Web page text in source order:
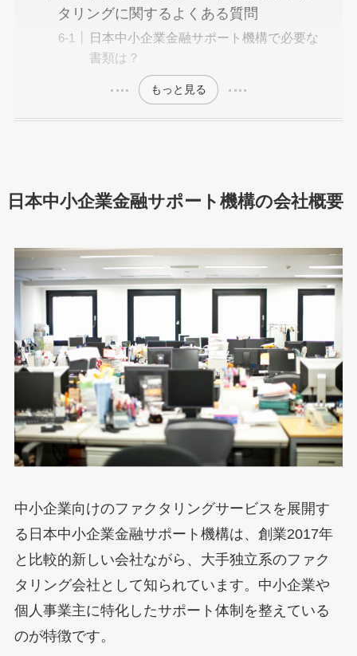
タリングに関するよくある質問
日本中小企業金融サポート機構で必要な
書類は？
もっと見る
日本中小企業金融サポート機構の会社概要
中小企業向けのファクタリングサービスを展開す
る日本中小企業金融サポート機構は、創業2017年
と比較的新しい会社ながら、大手独立系のファク
タリング会社として知られています。中小企業や
個人事業主に特化したサポート体制を整えている
のが特徴です。